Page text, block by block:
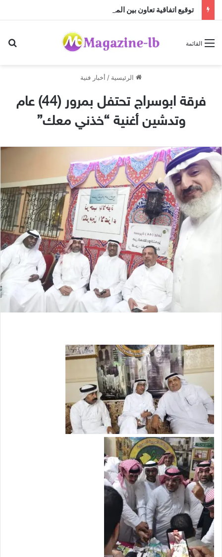
القائمة
الرئيسية / أخبار فنية
فرقة ابوسراج تحتفل بمرور (44) عام
وتدشين أغنية “خذني معك”